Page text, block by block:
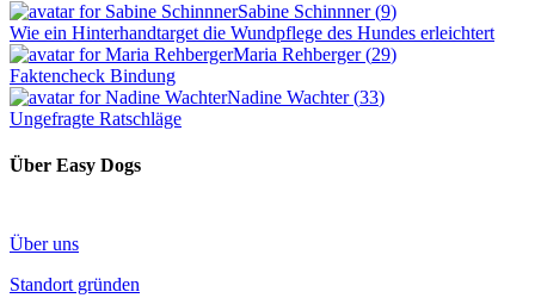
Sabine Schinnner(9)
Wie ein Hinterhandtarget die Wundpflege des Hundes erleichtert
Maria Rehberger(29)
Faktencheck Bindung
Nadine Wachter(33)
Ungefragte Ratschläge
Über Easy Dogs
Über uns
Standort gründen